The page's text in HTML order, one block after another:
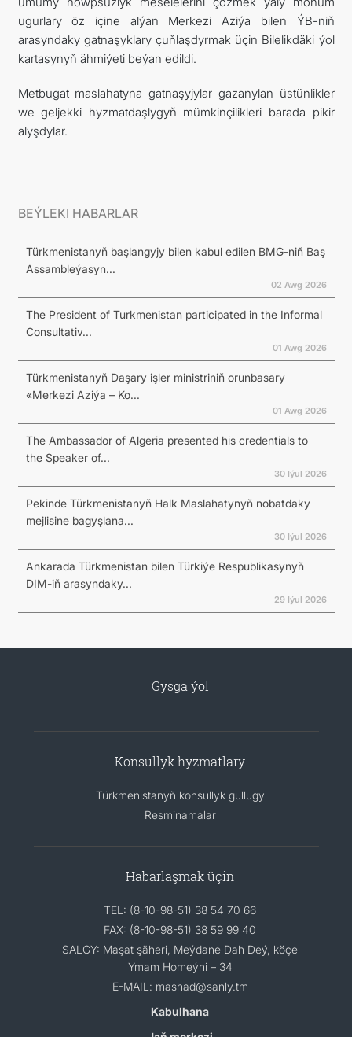
ugurlary öz içine alýan Merkezi Aziýa bilen ÝB-niň
arasyndaky gatnaşyklary çuňlaşdyrmak üçin Bilelikdäki ýol
kartasynyň ähmiýeti beýan edildi.
Metbugat maslahatyna gatnaşyjylar gazanylan üstünlikler
we geljekki hyzmatdaşlygyň mümkinçilikleri barada pikir
alyşdylar.
BEÝLEKI HABARLAR
Türkmenistanyň başlangyjy bilen kabul edilen BMG-niň Baş
Assambleýasyn...
02 Awg 2026
The President of Turkmenistan participated in the Informal
Consultativ...
01 Awg 2026
Türkmenistanyň Daşary işler ministriniň orunbasary
«Merkezi Aziýa – Ko...
01 Awg 2026
The Ambassador of Algeria presented his credentials to
the Speaker of...
30 Iýul 2026
Pekinde Türkmenistanyň Halk Maslahatynyň nobatdaky
mejlisine bagyşlana...
30 Iýul 2026
Ankarada Türkmenistan bilen Türkiýe Respublikasynyň
DIM-iň arasyndaky...
29 Iýul 2026
Gysga ýol
Konsullyk hyzmatlary
Türkmenistanyň konsullyk gullugy
Resminamalar
Habarlaşmak üçin
TEL: (8-10-98-51) 38 54 70 66
FAX: (8-10-98-51) 38 59 99 40
SALGY: Maşat şäheri, Meýdane Dah Deý, köçe
Ymam Homeýni – 34
E-MAIL: mashad@sanly.tm
Kabulhana